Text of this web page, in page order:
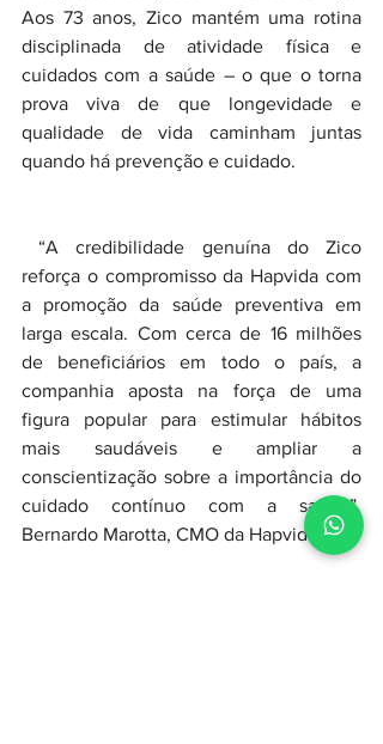
Aos 73 anos, Zico mantém uma rotina
disciplinada de atividade física e
cuidados com a saúde – o que o torna
prova viva de que longevidade e
qualidade de vida caminham juntas
quando há prevenção e cuidado.
“A credibilidade genuína do Zico
reforça o compromisso da Hapvida com
a promoção da saúde preventiva em
larga escala. Com cerca de 16 milhões
de beneficiários em todo o país, a
companhia aposta na força de uma
figura popular para estimular hábitos
mais saudáveis e ampliar a
conscientização sobre a importância do
cuidado contínuo com a saúde”,
Bernardo Marotta, CMO da Hapvida.